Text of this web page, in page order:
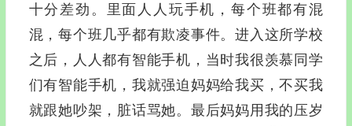
十分差劲。里面人人玩手机，每个班都有混
混，每个班几乎都有欺凌事件。进入这所学校
之后，人人都有智能手机，当时我很羡慕同学
们有智能手机，我就强迫妈妈给我买，不买我
就跟她吵架，脏话骂她。最后妈妈用我的压岁